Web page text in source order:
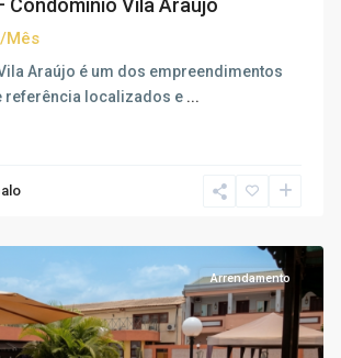
Condomínio Vila Araújo
/Mês
Araújo é um dos empreendimentos
referência localizados e ...
Arrendamento